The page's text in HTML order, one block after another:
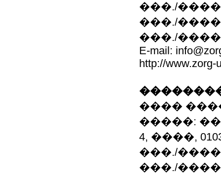
���./����
���./����
���./����
E-mail:
http://www.zorg-
����
�����:
4, ����,
���./����
���./����